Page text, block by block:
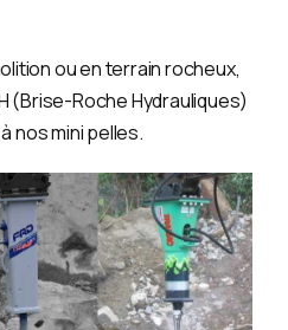
ou en terrain rocheux,
(Brise-Roche Hydrauliques)
nos mini pelles.